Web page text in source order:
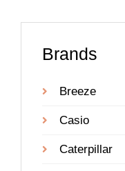
Brands
Breeze
Casio
Caterpillar